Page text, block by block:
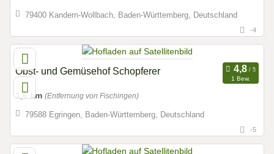
79400 Kandern-Wollbach, Baden-Württemberg, Deutschland
-4
Obst- und Gemüsehof Schopferer
1 Bew.
1,6 km (Entfernung von Fischingen)
79588 Egringen, Baden-Württemberg, Deutschland
-5